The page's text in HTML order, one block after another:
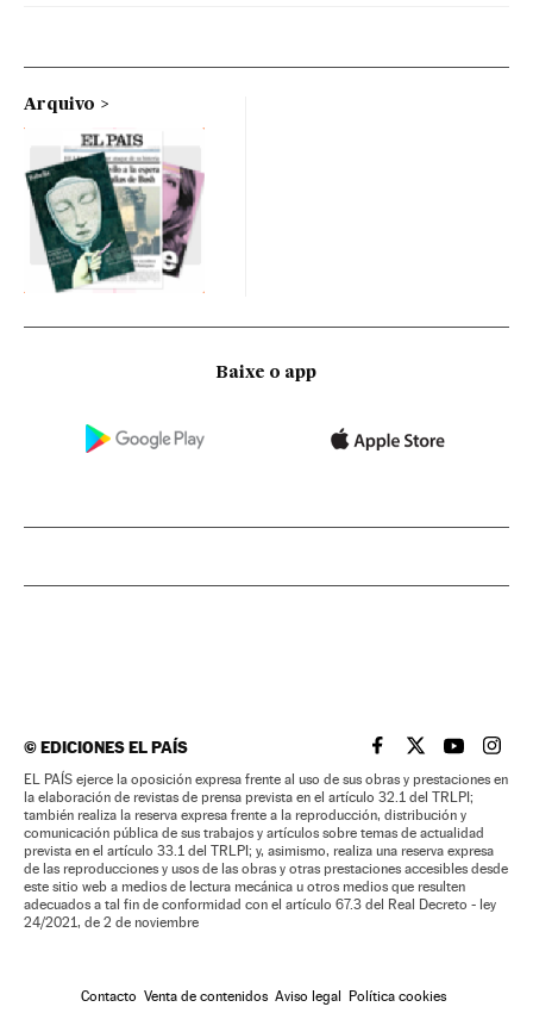
Arquivo
Baixe o app
©EDICIONES EL PAÍS EL PAÍS BRASIL EN
EL PAÍSEL PAÍS
EL
EL PAÍS ejerce la oposición expresa frente al uso de sus obras y prestaciones en
la elaboración de revistas de prensa prevista en el artículo 32.1 del TRLPI;
también realiza la reserva expresa frente a la reproducción, distribución y
comunicación pública de sus trabajos y artículos sobre temas de actualidad
prevista en el artículo 33.1 del TRLPI; y, asimismo, realiza una reserva expresa
de las reproducciones y usos de las obras y otras prestaciones accesibles desde
este sitio web a medios de lectura mecánica u otros medios que resulten
adecuados a tal fin de conformidad con el artículo 67.3 del Real Decreto - ley
24/2021, de 2 de noviembre
Contacto Venta de contenidos Aviso legal Política cookies